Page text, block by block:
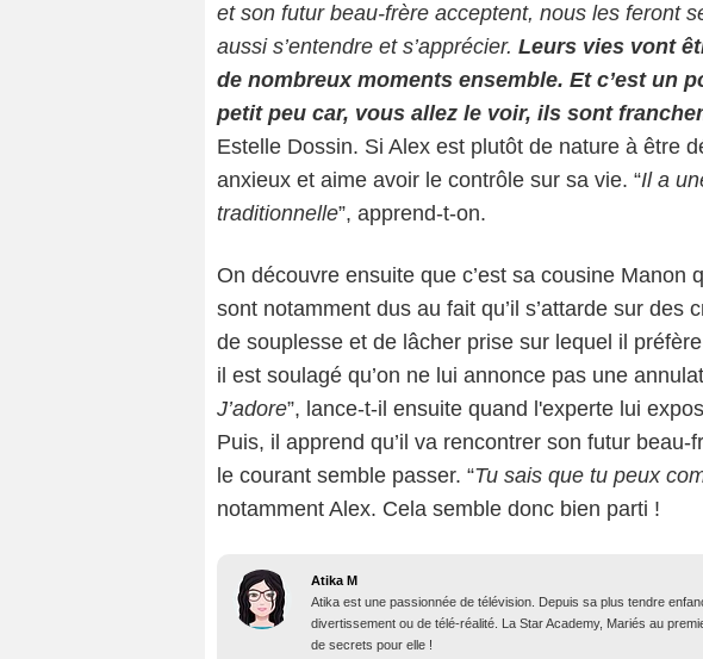
et son futur beau-frère acceptent, nous les feront
aussi s’entendre et s’apprécier. Leurs vies vont
de nombreux moments ensemble. Et c’est un
petit peu car, vous allez le voir, ils sont
Estelle Dossin. Si Alex est plutôt de nature à être
anxieux et aime avoir le contrôle sur sa vie. “Il a
traditionnelle”, apprend-t-on.
On découvre ensuite que c’est sa cousine Manon
sont notamment dus au fait qu’il s’attarde sur des
de souplesse et de lâcher prise sur lequel il
il est soulagé qu’on ne lui annonce pas une
J’adore”, lance-t-il ensuite quand l'experte lui
Puis, il apprend qu’il va rencontrer son futur
le courant semble passer. “Tu sais que tu peux
notamment Alex. Cela semble donc bien parti !
Atika M
Atika est une passionnée de télévision. Depuis sa plus tendre
divertissement ou de télé-réalité. La Star Academy, Mariés au
de secrets pour elle !